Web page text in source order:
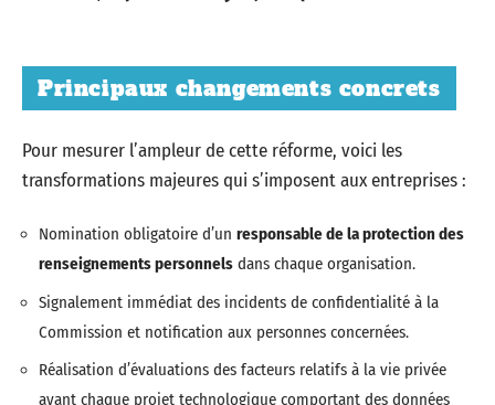
Principaux changements concrets
Pour mesurer l’ampleur de cette réforme, voici les
transformations majeures qui s’imposent aux entreprises :
Nomination obligatoire d’un responsable de la protection des
renseignements personnels dans chaque organisation.
Signalement immédiat des incidents de confidentialité à la
Commission et notification aux personnes concernées.
Réalisation d’évaluations des facteurs relatifs à la vie privée
avant chaque projet technologique comportant des données